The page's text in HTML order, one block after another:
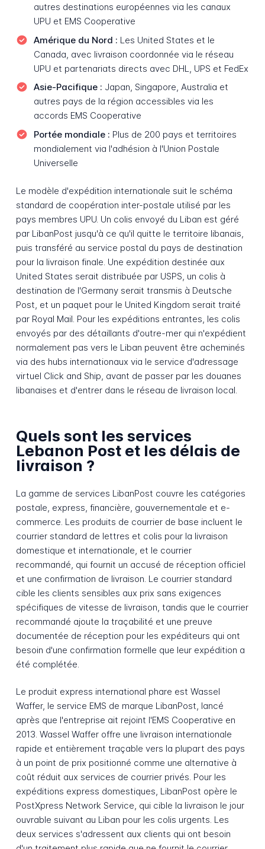
autres destinations européennes via les canaux
UPU et EMS Cooperative
Amérique du Nord : Les United States et le
Canada, avec livraison coordonnée via le réseau
UPU et partenariats directs avec DHL, UPS et FedEx
Asie-Pacifique : Japan, Singapore, Australia et
autres pays de la région accessibles via les
accords EMS Cooperative
Portée mondiale : Plus de 200 pays et territoires
mondialement via l'adhésion à l'Union Postale
Universelle
Le modèle d'expédition internationale suit le schéma
standard de coopération inter-postale utilisé par les
pays membres UPU. Un colis envoyé du Liban est géré
par LibanPost jusqu'à ce qu'il quitte le territoire libanais,
puis transféré au service postal du pays de destination
pour la livraison finale. Une expédition destinée aux
United States serait distribuée par USPS, un colis à
destination de l'Germany serait transmis à Deutsche
Post, et un paquet pour le United Kingdom serait traité
par Royal Mail. Pour les expéditions entrantes, les colis
envoyés par des détaillants d'outre-mer qui n'expédient
normalement pas vers le Liban peuvent être acheminés
via des hubs internationaux via le service d'adressage
virtuel Click and Ship, avant de passer par les douanes
libanaises et d'entrer dans le réseau de livraison local.
Quels sont les services
Lebanon Post et les délais de
livraison ?
La gamme de services LibanPost couvre les catégories
postale, express, financière, gouvernementale et e-
commerce. Les produits de courrier de base incluent le
courrier standard de lettres et colis pour la livraison
domestique et internationale, et le courrier
recommandé, qui fournit un accusé de réception officiel
et une confirmation de livraison. Le courrier standard
cible les clients sensibles aux prix sans exigences
spécifiques de vitesse de livraison, tandis que le courrier
recommandé ajoute la traçabilité et une preuve
documentée de réception pour les expéditeurs qui ont
besoin d'une confirmation formelle que leur expédition a
été complétée.
Le produit express international phare est Wassel
Waffer, le service EMS de marque LibanPost, lancé
après que l'entreprise ait rejoint l'EMS Cooperative en
2013. Wassel Waffer offre une livraison internationale
rapide et entièrement traçable vers la plupart des pays
à un point de prix positionné comme une alternative à
coût réduit aux services de courrier privés. Pour les
expéditions express domestiques, LibanPost opère le
PostXpress Network Service, qui cible la livraison le jour
ouvrable suivant au Liban pour les colis urgents. Les
deux services s'adressent aux clients qui ont besoin